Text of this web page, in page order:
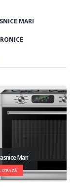
MARI
Mari